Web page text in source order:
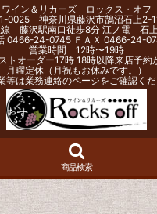
ワイン＆リカーズ ロックス・オフ
0025 神奈川県藤沢市鵠沼石上2-
線 藤沢駅南口徒歩8分 江ノ電 石
0466-24-0745 ＦＡＸ 0466-24-
営業時間 12時〜19時
トオーダー17時 18時以降来店予約
月曜定休（月祝もお休みです。）
等は業務連絡のページをご確認くだ
商品検索